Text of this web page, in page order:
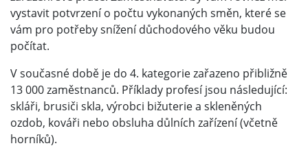
vystavit potvrzení o počtu vykonaných směn, které se
vám pro potřeby snížení důchodového věku budou
počítat.
V současné době je do 4. kategorie zařazeno přibližně
13 000 zaměstnanců. Příklady profesí jsou následující:
skláři, brusiči skla, výrobci bižuterie a skleněných
ozdob, kováři nebo obsluha důlních zařízení (včetně
horníků).